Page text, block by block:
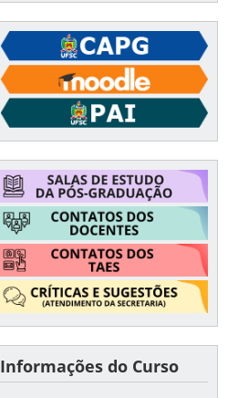
Informações do Curso